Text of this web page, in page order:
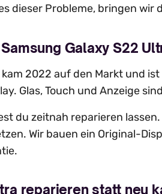
dieser Probleme, bringen wir
Galaxy S22
2022 auf den Markt und
Glas, Touch und Anzeige
du zeitnah reparieren
Wir bauen ein Original-
reparieren statt neu